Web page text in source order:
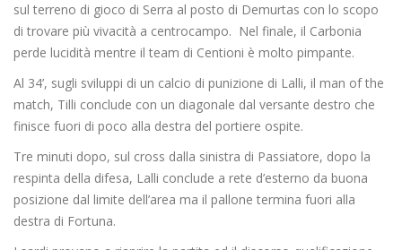
sul terreno di gioco di Serra al posto di Demurtas con lo scopo
di trovare più vivacità a centrocampo. Nel finale, il Carbonia
perde lucidità mentre il team di Centioni è molto pimpante.
Al 34’, sugli sviluppi di un calcio di punizione di Lalli, il man of the
match, Tilli conclude con un diagonale dal versante destro che
finisce fuori di poco alla destra del portiere ospite.
Tre minuti dopo, sul cross dalla sinistra di Passiatore, dopo la
respinta della difesa, Lalli conclude a rete d’esterno da buona
posizione dal limite dell’area ma il pallone termina fuori alla
destra di Fortuna.